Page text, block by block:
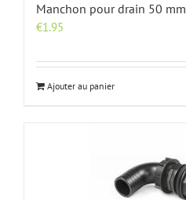
Manchon pour drain 50 mm
€1.95
Ajouter au panier